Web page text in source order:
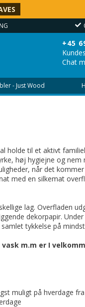
+45
Chat
- Just Wood
holde til et aktivt
høj hygiejne og nem
når det
med en silkemat
lag. Overfladen
dekorpapir.
tykkelse på
m.m er I
muligt på hverdage